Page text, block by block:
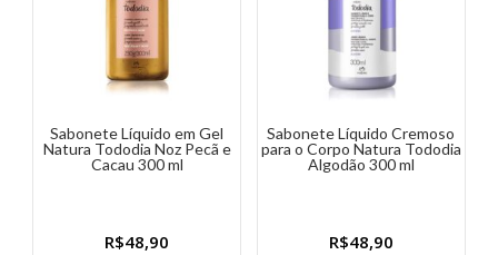
Sabonete Líquido em Gel
Natura Tododia Noz Pecã e
Cacau 300 ml
R$48,90
Sabonete Líquido Cremoso
para o Corpo Natura Tododia
Algodão 300 ml
R$48,90